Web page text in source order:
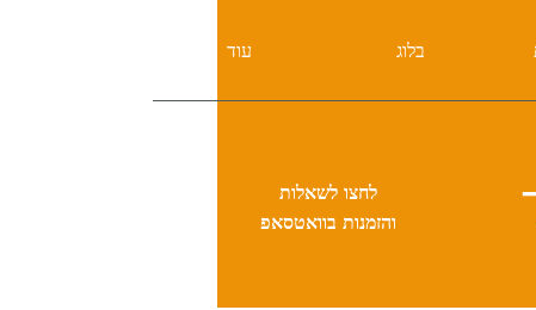
בלוג עוד
לחצו לשאלות
והזמנות בוואטסאפ